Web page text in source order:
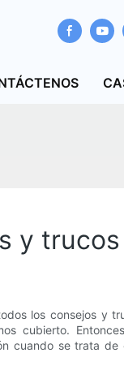
y trucos
los consejos y
cubierto.
cuando se trata de